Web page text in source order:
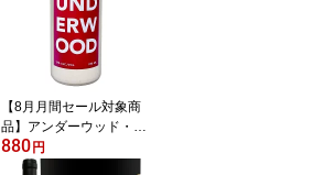
rosecco ヴェネト グレラ
100% グレラ種 11% シ
ャルマ方式 タンク発酵
きめ細かい泡 フルーティ
ー 柑橘系 桃 花の香り
【8月月間セール対象商
品】アンダーウッド・オ
レゴン・ロゼ(250ml缶入
り) アメリカ ロゼワイン
880円